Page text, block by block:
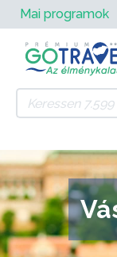
Mai programok